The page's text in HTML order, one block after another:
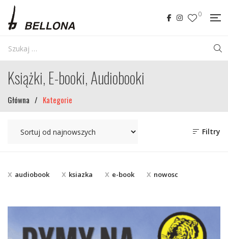
0
Książki, E-booki, Audiobooki
Główna / Kategorie
Filtry
audiobook ksiazka e-book nowosc